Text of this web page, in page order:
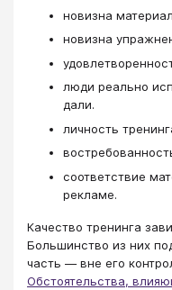
новизна
новизна
люди реально
дали.
личность
соответствие
рекламе.
Качество тренинга
Большинство из них
часть — вне его
Обстоятельства,